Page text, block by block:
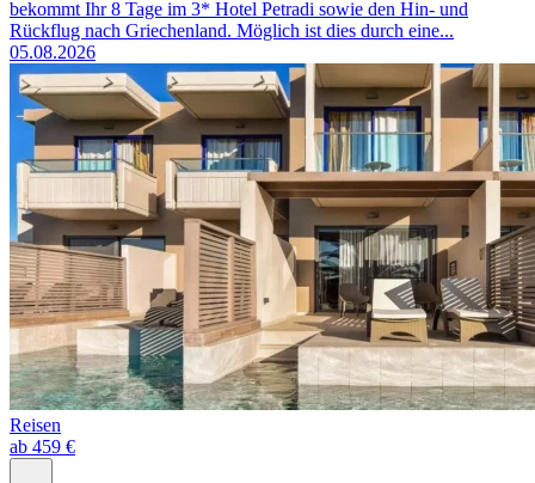
bekommt Ihr 8 Tage im 3* Hotel Petradi sowie den Hin- und
Rückflug nach Griechenland. Möglich ist dies durch eine...
05.08.2026
Reisen
ab 459 €